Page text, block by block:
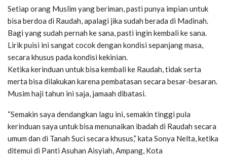
Setiap orang Muslim yang beriman, pasti punya impian untuk
bisa berdoa di Raudah, apalagi jika sudah berada di Madinah.
Bagi yang sudah pernah ke sana, pasti ingin kembali ke sana.
Lirik puisi ini sangat cocok dengan kondisi sepanjang masa,
secara khusus pada kondisi kekinian.
Ketika kerinduan untuk bisa kembali ke Raudah, tidak serta
merta bisa dilakukan karena pembatasan secara besar-besaran.
Musim haji tahun ini saja, jamaah dibatasi.
“Semakin saya dendangkan lagu ini, semakin tinggi pula
kerinduan saya untuk bisa menunaikan ibadah di Raudah secara
umum dan di Tanah Suci secara khusus,” kata Sonya Nelta, ketika
ditemui di Panti Asuhan Aisyiah, Ampang, Kota